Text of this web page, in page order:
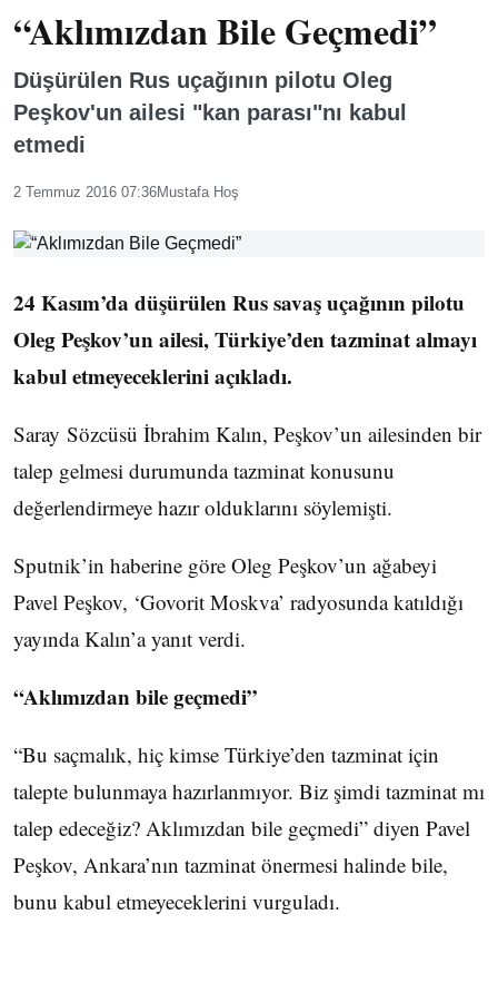
“Aklımızdan Bile Geçmedi”
Düşürülen Rus uçağının pilotu Oleg
Peşkov'un ailesi "kan parası"nı kabul
etmedi
2 Temmuz 2016 07:36Mustafa Hoş
24 Kasım’da düşürülen Rus savaş uçağının pilotu
Oleg Peşkov’un ailesi, Türkiye’den tazminat almayı
kabul etmeyeceklerini açıkladı.
Saray Sözcüsü İbrahim Kalın, Peşkov’un ailesinden bir
talep gelmesi durumunda tazminat konusunu
değerlendirmeye hazır olduklarını söylemişti.
Sputnik’in haberine göre Oleg Peşkov’un ağabeyi
Pavel Peşkov, ‘Govorit Moskva’ radyosunda katıldığı
yayında Kalın’a yanıt verdi.
“Aklımızdan bile geçmedi”
“Bu saçmalık, hiç kimse Türkiye’den tazminat için
talepte bulunmaya hazırlanmıyor. Biz şimdi tazminat mı
talep edeceğiz? Aklımızdan bile geçmedi” diyen Pavel
Peşkov, Ankara’nın tazminat önermesi halinde bile,
bunu kabul etmeyeceklerini vurguladı.